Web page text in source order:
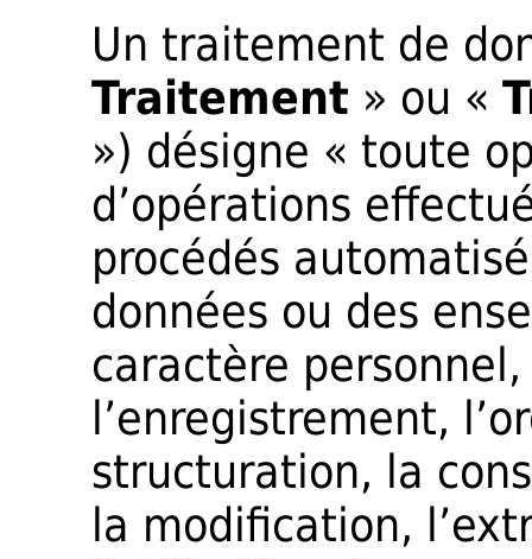
Un traitement de
Traitement » ou «
») désigne « toute
d’opérations
procédés
données ou des
caractère
l’enregistrement,
structuration, la
la modification,